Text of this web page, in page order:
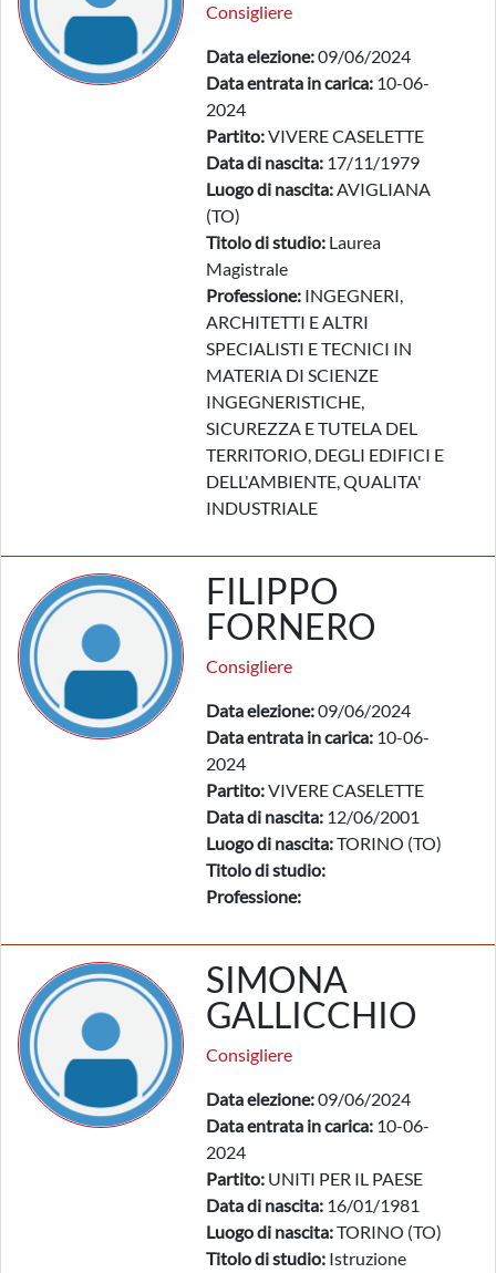
Consigliere
Data elezione:09/06/2024
Data entrata in carica: 10-06-
2024
Partito:VIVERE CASELETTE
Data di nascita: 17/11/1979
Luogo di nascita:AVIGLIANA
(TO)
Titolo di studio: Laurea
Magistrale
Professione: INGEGNERI,
ARCHITETTI E ALTRI
SPECIALISTI E TECNICI IN
MATERIA DI SCIENZE
INGEGNERISTICHE,
SICUREZZA E TUTELA DEL
TERRITORIO, DEGLI EDIFICI E
DELL'AMBIENTE, QUALITA'
INDUSTRIALE
FILIPPO
FORNERO
Consigliere
Data elezione:09/06/2024
Data entrata in carica: 10-06-
2024
Partito:VIVERE CASELETTE
Data di nascita: 12/06/2001
Luogo di nascita:TORINO (TO)
Titolo di studio:
Professione:
SIMONA
GALLICCHIO
Consigliere
Data elezione:09/06/2024
Data entrata in carica: 10-06-
2024
Partito: UNITI PER IL PAESE
Data di nascita: 16/01/1981
Luogo di nascita:TORINO (TO)
Titolo di studio: Istruzione